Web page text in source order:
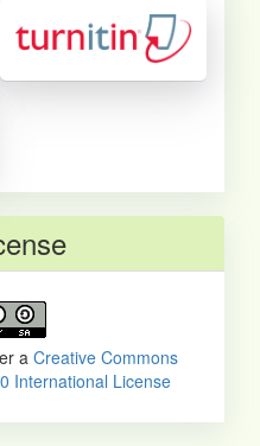
a Creative Commons
International License